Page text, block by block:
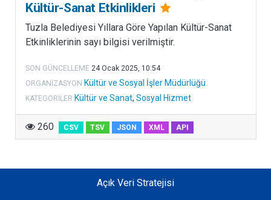
Kültür-Sanat Etkinlikleri
Tuzla Belediyesi Yıllara Göre Yapılan Kültür-Sanat
Etkinliklerinin sayı bilgisi verilmiştir.
SON GÜNCELLEME 24 Ocak 2025, 10:54
ORGANIZASYON Kültür ve Sosyal İşler Müdürlüğü
KATEGORILER Kültür ve Sanat, Sosyal Hizmet
260 CSV TSV JSON XML API
Açık Veri Stratejisi